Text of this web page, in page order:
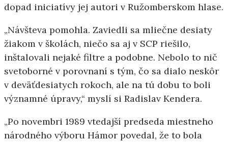
dopad iniciatívy jej autori v Ružomberskom hlase.
„Návšteva pomohla. Zaviedli sa mliečne desiaty
žiakom v školách, niečo sa aj v SCP riešilo,
inštalovali nejaké filtre a podobne. Nebolo to nič
svetoborné v porovnaní s tým, čo sa dialo neskôr
v deväťdesiatych rokoch, ale na tú dobu to boli
významné úpravy,“ myslí si Radislav Kendera.
„Po novembri 1989 vtedajší predseda miestneho
národného výboru Hámor povedal, že to bola